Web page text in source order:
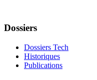
Dossiers
Dossiers Tech
Historiques
Publications